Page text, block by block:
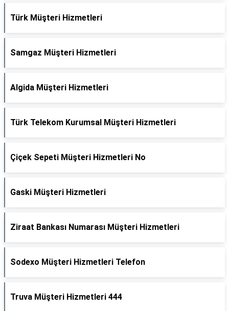
Türk Müşteri Hizmetleri
Samgaz Müşteri Hizmetleri
Algida Müşteri Hizmetleri
Türk Telekom Kurumsal Müşteri Hizmetleri
Çiçek Sepeti Müşteri Hizmetleri No
Gaski Müşteri Hizmetleri
Ziraat Bankası Numarası Müşteri Hizmetleri
Sodexo Müşteri Hizmetleri Telefon
Truva Müşteri Hizmetleri 444